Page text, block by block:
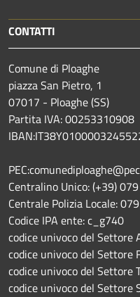
CONTATTI
Comune di Ploaghe
piazza San Pietro, 1
07017 - Ploaghe (SS)
Partita IVA: 00253310908
Centralino Unico: (+39)
Centrale Polizia Locale:
Codice IPA ente: c_g740
codice univoco del
codice univoco del Settore
codice univoco del Settore
codice univoco del Settore